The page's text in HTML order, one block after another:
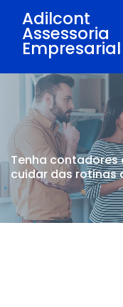
Adilcont
Assessoria
Empresarial
Tenha contadores
cuidar das rotinas